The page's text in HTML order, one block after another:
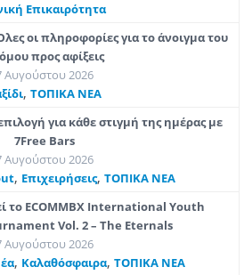
Επικαιρότητα
οι πληροφορίες για το άνοιγμα του
προς αφίξεις
Αυγούστου 2026
, ΤΟΠΙΚΑ ΝΕΑ
για κάθε στιγμή της ημέρας με
7Free Bars
Αυγούστου 2026
, Επιχειρήσεις, ΤΟΠΙΚΑ ΝΕΑ
το ECOMMBX International Youth
Vol. 2 – The Eternals
Αυγούστου 2026
, Καλαθόσφαιρα, ΤΟΠΙΚΑ ΝΕΑ